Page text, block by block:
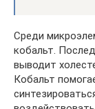
Среди
кобальт.
выводит
Кобальт